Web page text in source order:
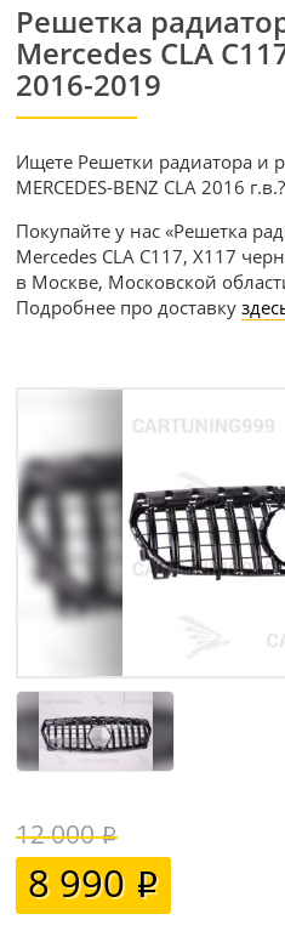
Решетка
Mercedes CLA
2016-2019
Ищете Решетки радиатора и
MERCEDES-BENZ CLA 2016 г.в.?
Покупайте у нас «Решетка
Mercedes CLA C117, X117
в Москве, Московской
Подробнее про доставку
12 000
8 990